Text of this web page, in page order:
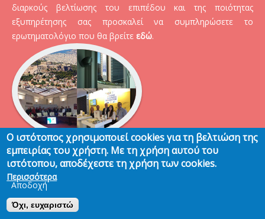
διαρκούς βελτίωσης του επιπέδου και της ποιότητας
εξυπηρέτησης σας προσκαλεί να συμπληρώσετε το
ερωτηματολόγιο που θα βρείτε εδώ.
Ο ιστότοπος χρησιμοποιεί cookies για τη βελτιώση της
εμπειρίας του χρήστη. Με τη χρήση αυτού του
ιστότοπου, αποδέχεστε τη χρήση των cookies.
Περισσότερα
Αποδοχή
Όχι, ευχαριστώ